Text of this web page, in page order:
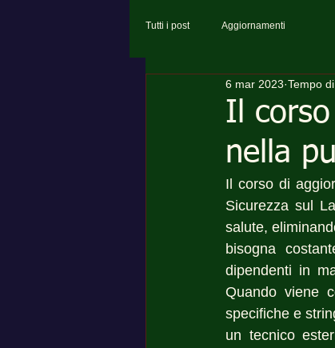
Tutti i post Aggiornamenti
Il
nella
6 mar 2023 Tempo
Il corso di
Sicurezza sul
salute,
bisogna
dipendenti in
Quando viene
specifiche e
un tecnico